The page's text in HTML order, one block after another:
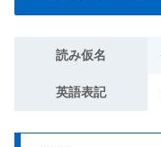
読み仮名
英語表記